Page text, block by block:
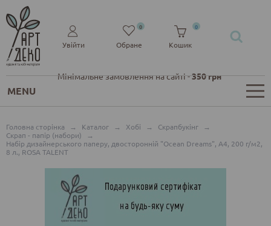
Мінімальне замовлення на сайті -350 грн
Увійти Обране
0
Кошик
0
MENU
Головна сторінка → Каталог → Хобі → Скрапбукінг
→
Скрап - папір (набори)
→
Набір дизайнерського паперу, двосторонній "Ocean Dreams", А4, 200 г/м2,
8 л., ROSA TALENT